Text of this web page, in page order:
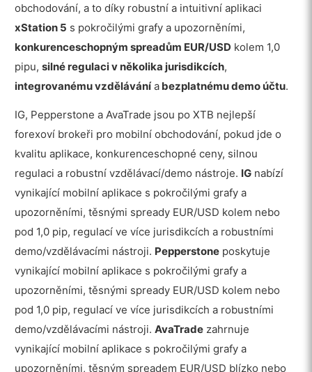
obchodování, a to díky robustní a intuitivní aplikaci
xStation 5 s pokročilými grafy a upozorněními,
konkurenceschopným spreadům EUR/USD kolem 1,0
pipu,silné regulaci v několika jurisdikcích,
integrovanému vzdělávánía bezplatnému demo účtu.
IG, Pepperstone a AvaTrade jsou po XTB nejlepší
forexoví brokeři pro mobilní obchodování, pokud jde o
kvalitu aplikace, konkurenceschopné ceny, silnou
regulaci a robustní vzdělávací/demo nástroje. IG nabízí
vynikající mobilní aplikace s pokročilými grafy a
upozorněními, těsnými spready EUR/USD kolem nebo
pod 1,0 pip, regulací ve více jurisdikcích a robustními
demo/vzdělávacími nástroji. Pepperstone poskytuje
vynikající mobilní aplikace s pokročilými grafy a
upozorněními, těsnými spready EUR/USD kolem nebo
pod 1,0 pip, regulací ve více jurisdikcích a robustními
demo/vzdělávacími nástroji.AvaTrade zahrnuje
vynikající mobilní aplikace s pokročilými grafy a
upozorněními, těsným spreadem EUR/USD blízko nebo